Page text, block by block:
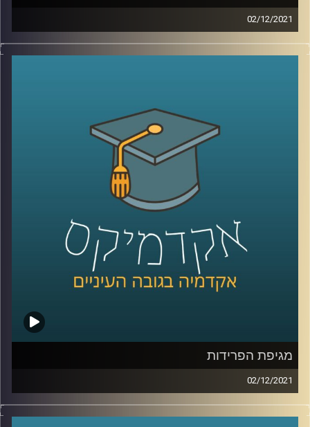
02/12/2021
כאשר שמעתי לראשונה את הביטוי "מוטיבציה לחוסר אונים"
היה נדמה לי שמדובר בטעות, אבל לאחר הסבר קצר הבנתי
והמסקרנת "מוטיבציה לחוסר אונים".
לשיחה עם ד"ר אורי ליפשין על פסיכולוגיה
אקזיסטנציאליסטית והרצון לחיות לנצח –לחצו כאן
לשיחה עם ד"ר אורי ליפשין על מגיפת הפרידות בתקופת
לחצו כאן
קרדיט תמונות:AudioVersity
מגיפת הפרידות
02/12/2021
כל מי שתשאלו יספר לכם איך הקורונה השפיעה על תחומי חיו
השונים, באופן שמזמן חרג מהפן הבריאותי: הכלכלה, התיירות,